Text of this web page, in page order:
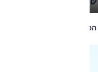
הקטנים